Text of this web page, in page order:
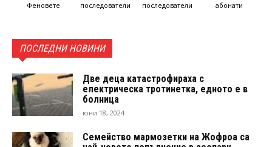
Феновете последователи последователи абонати
ПОСЛЕДНИ НОВИНИ
Две деца катастрофираха с
електрическа тротинетка, едното е в
болница
юни 18, 2024
Семейство мармозетки на Жофроа са